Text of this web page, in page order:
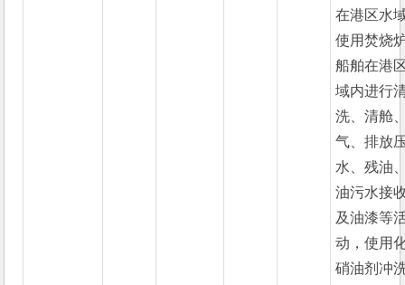
在港区水
使用焚烧
船舶在港
域内进行
洗、清舱
气、排放
水、残油
油污水接
及油漆等
动，使用
硝油剂冲